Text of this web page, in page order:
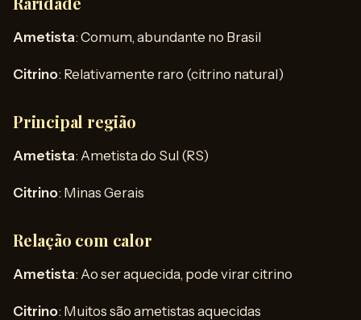
Ametista: Comum, abundante no Brasil
Citrino: Relativamente raro (citrino natural)
Principal região
Ametista: Ametista do Sul (RS)
Citrino: Minas Gerais
Relação com calor
Ametista: Ao ser aquecida, pode virar citrino
Citrino: Muitos são ametistas aquecidas